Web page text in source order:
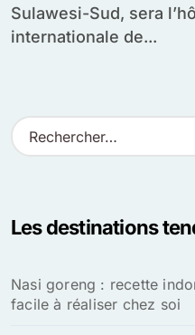
Sulawesi-Sud, sera
internationale de...
R
e
r
e
r
Les destinations
Nasi goreng : recette
facile à réaliser chez soi